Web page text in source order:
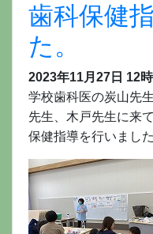
歯科保健
た。
2023年11月27日 12
学校歯科医の炭山先
先生、木戸先生に来
保健指導を行いました